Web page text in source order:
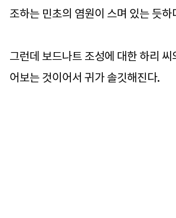
조하는 민초의 염원이 스며 있는 듯하
그런데 보드나트 조성에 대한 하리
어보는 것이어서 귀가 솔깃해진다.